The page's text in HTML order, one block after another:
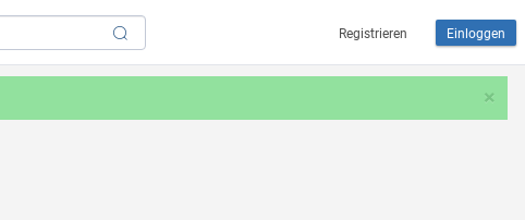
Registrieren Einloggen
×